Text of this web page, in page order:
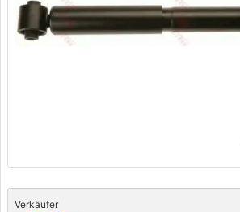
Verkäufer